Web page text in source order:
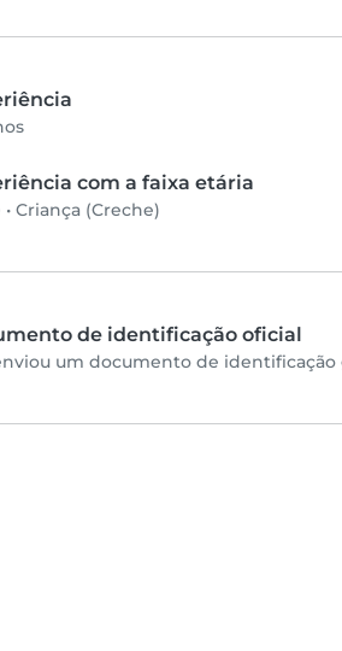
com a faixa etária
• Criança (Creche)
de identificação oficial
um documento de